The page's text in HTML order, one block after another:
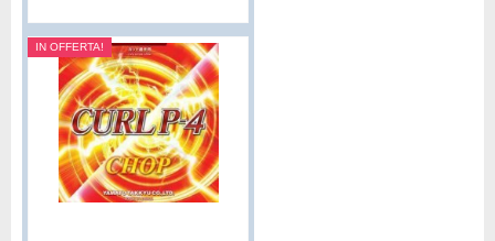
IN OFFERTA!